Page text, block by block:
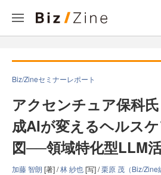
Biz/Zineセミナーレポート
アクセンチュア保科
成AIが変えるヘルス
図──領域特化型LLM
加藤 智朗 [著] /林 紗也[写] /栗原 茂（Biz/Zine